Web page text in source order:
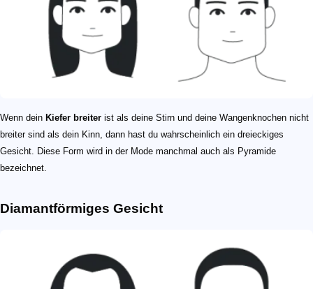
Wenn dein Kiefer breiter ist als deine Stirn und deine Wangenknochen nicht
breiter sind als dein Kinn, dann hast du wahrscheinlich ein dreieckiges
Gesicht. Diese Form wird in der Mode manchmal auch als Pyramide
bezeichnet.
Diamantförmiges Gesicht